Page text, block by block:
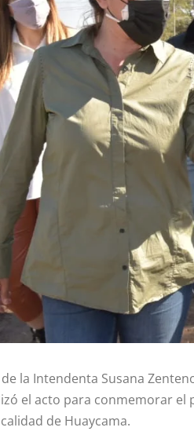
la Intendenta Susana
el acto para conmemorar el
de Huaycama.